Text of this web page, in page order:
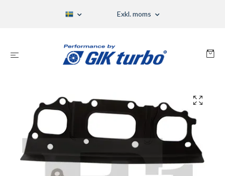
Exkl. moms